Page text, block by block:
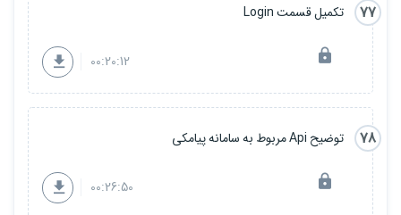
77 تکمیل قسمت Login
00:20:12
78 توضیح Api مربوط به سامانه پیامکی
00:26:50